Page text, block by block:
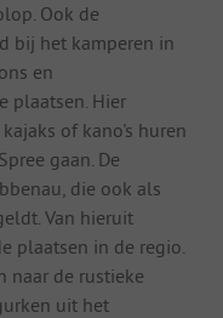
Ook de
bij het kamperen in
en
plaatsen. Hier
of kano's huren
gaan. De
die ook als
Van hieruit
plaatsen in de regio.
naar de rustieke
uit het